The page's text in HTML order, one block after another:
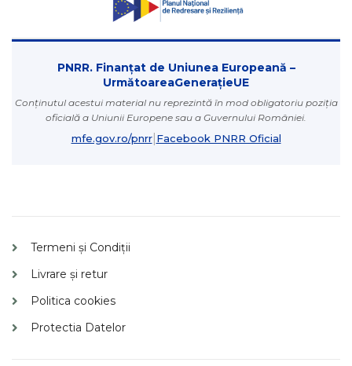
PNRR. Finanțat de Uniunea Europeană –
UrmătoareaGenerațieUE
Conținutul acestui material nu reprezintă în mod obligatoriu poziția
oficială a Uniunii Europene sau a Guvernului României.
mfe.gov.ro/pnrr| Facebook PNRR Oficial
Termeni și Condiții
Livrare și retur
Politica cookies
Protectia Datelor